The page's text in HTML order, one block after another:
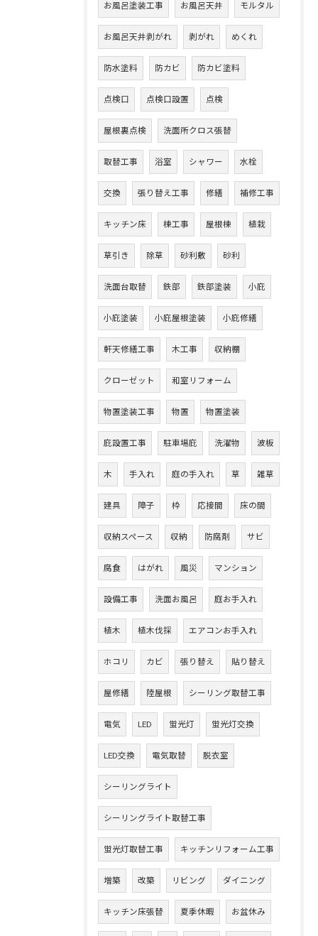
お風呂塗装工事 お風呂天井 モルタル
お風呂天井剥がれ 剥がれ めくれ
防水塗料 防カビ 防カビ塗料
点検口 点検口設置 点検
屋根裏点検 洗面所クロス張替
取替工事 浴室 シャワー 水栓
交換 張り替え工事 修繕 補修工事
キッチン床 棟工事 屋根棟 植栽
草引き 除草 砂利敷 砂利
洗面台取替 鉄部 鉄部塗装 小庇
小庇塗装 小庇屋根塗装 小庇修繕
軒天修繕工事 木工事 収納棚
クローゼット 和室リフォーム
物置塗装工事 物置 物置塗装
庇設置工事 駐車場庇 洗濯物 波板
木 手入れ 庭の手入れ 草 雑草
建具 障子 枠 応接間 床の間
収納スペース 収納 防腐剤 サビ
腐食 はがれ 風災 マンション
設備工事 洗面お風呂 庭お手入れ
植木 植木伐採 エアコンお手入れ
ホコリ カビ 張り替え 貼り替え
屋修繕 陸屋根 シーリング取替工事
電気 LED 蛍光灯 蛍光灯交換
LED交換 電気取替 脱衣室
シーリングライト
シーリングライト取替工事
蛍光灯取替工事 キッチンリフォーム工事
増築 改築 リビング ダイニング
キッチン床張替 夏季休暇 お盆休み